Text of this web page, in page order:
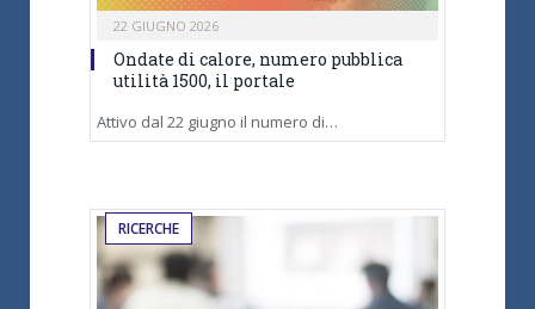
22 GIUGNO 2026
Ondate di calore, numero pubblica
utilità 1500, il portale
Attivo dal 22 giugno il numero di…
RICERCHE